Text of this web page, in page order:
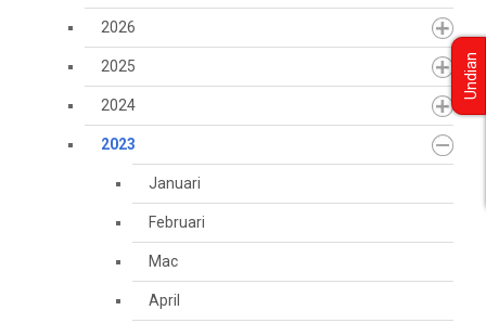
2026
2025
2024
2023
Januari
Februari
Mac
April
Undian